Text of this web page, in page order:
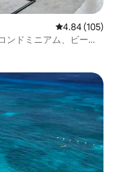
レビュー105
4.84 (105)
ンドミニアム、ビーチ